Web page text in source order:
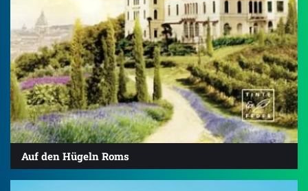
Auf den Hügeln Roms